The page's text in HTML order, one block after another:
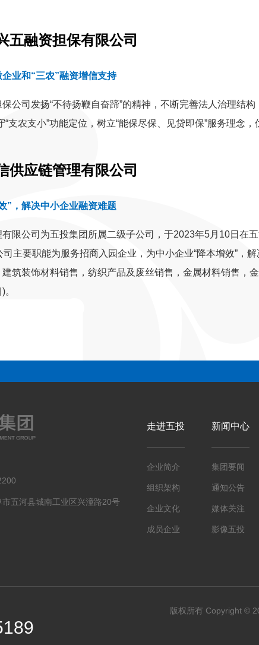
五融资担保有限公司
业和“三农”融资增信支持
公司发扬“不待扬鞭自奋蹄”的精神，不断完善法人治理结
“支农支小”功能定位，树立“能保尽保、见贷即保”服务理念
供应链管理有限公司
”，解决中小企业融资难题
限公司为五投集团所属二级子公司，于2023年5月10日在
主要职能为服务招商入园企业，为中小企业“降本增效”，
筑装饰材料销售，纺织产品及废丝销售，金属材料销售
五河县城南工业区兴潼路20号
走进五投
企业简介
组织架构
企业文化
成员企业
新闻中心
集团要闻
通知公告
媒体关注
影像五投
版权所有 Copyright ©